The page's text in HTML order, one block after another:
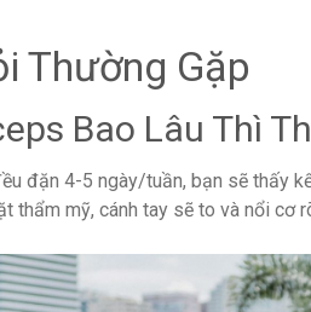
Thường Gặp
Bao Lâu Thì
đặn 4-5 ngày/tuần, bạn sẽ thấy
thẩm mỹ, cánh tay sẽ to và nổi cơ